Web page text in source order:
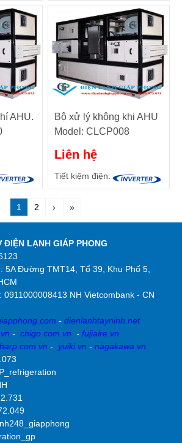
AHU.
Bộ xử lý không khi AHU
Model: CLCP008
Liên hệ
Tiết kiệm điện:
1 2 › »
ĐIỆN LẠNH GIÁP PHONG
5A Đường TMT14, Tổ 39, Khu Phố 5,
0911000008413 NH Vietcombank - CN
- dienlanhtayninh.net
- chigo.com.vn - fujiaire.vn
- yuiki.vn - nagakawa.vn